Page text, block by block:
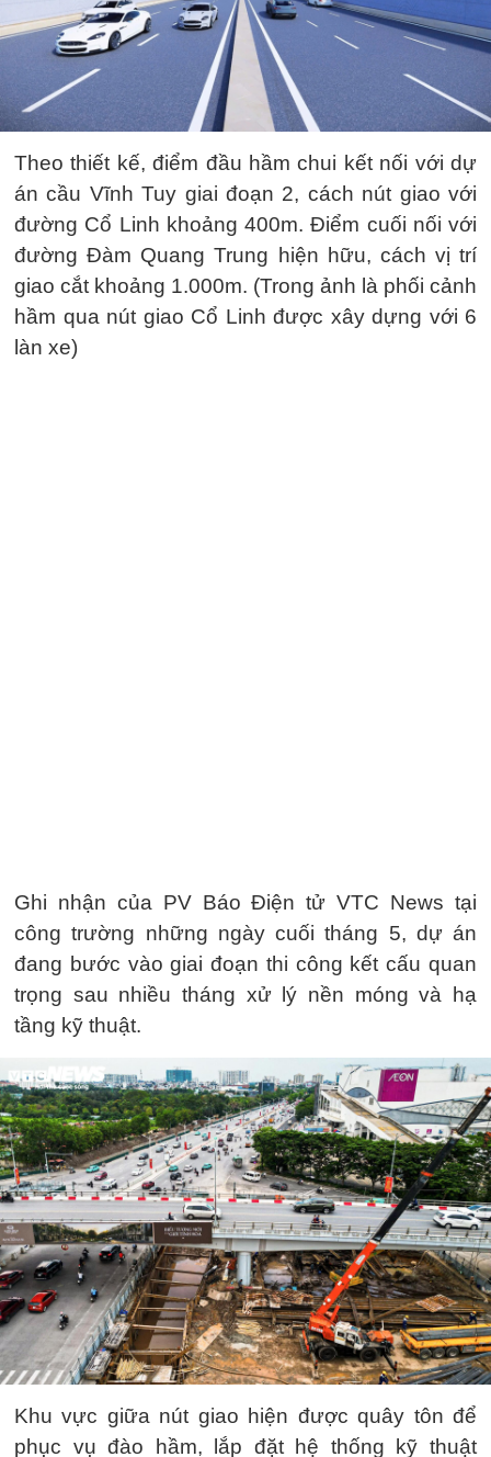
Theo thiết kế, điểm đầu hầm chui kết nối với dự
án cầu Vĩnh Tuy giai đoạn 2, cách nút giao với
đường Cổ Linh khoảng 400m. Điểm cuối nối với
đường Đàm Quang Trung hiện hữu, cách vị trí
giao cắt khoảng 1.000m. (Trong ảnh là phối cảnh
hầm qua nút giao Cổ Linh được xây dựng với 6
làn xe)
Ghi nhận của PV Báo Điện tử VTC News tại
công trường những ngày cuối tháng 5, dự án
đang bước vào giai đoạn thi công kết cấu quan
trọng sau nhiều tháng xử lý nền móng và hạ
tầng kỹ thuật.
Khu vực giữa nút giao hiện được quây tôn để
phục vụ đào hầm, lắp đặt hệ thống kỹ thuật